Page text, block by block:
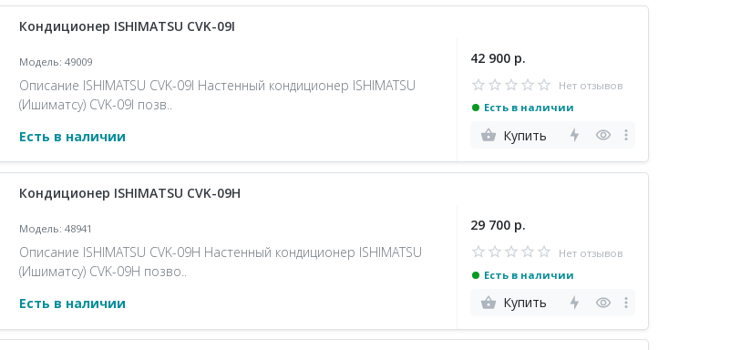
Кондиционер ISHIMATSU CVK-09I
Модель: 49009
Описание ISHIMATSU CVK-09I Настенный кондиционер ISHIMATSU
(Ишиматсу) CVK-09I позв..
Есть в наличии
42 900 р.
Нет отзывов
Есть в наличии
Купить
Кондиционер ISHIMATSU CVK-09H
Модель: 48941
Описание ISHIMATSU CVK-09H Настенный кондиционер ISHIMATSU
(Ишиматсу) CVK-09H позво..
Есть в наличии
29 700 р.
Нет отзывов
Есть в наличии
Купить